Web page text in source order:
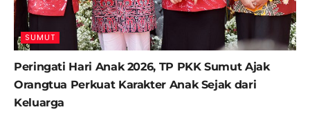
SUMUT
Peringati Hari Anak 2026, TP PKK Sumut Ajak
Orangtua Perkuat Karakter Anak Sejak dari
Keluarga